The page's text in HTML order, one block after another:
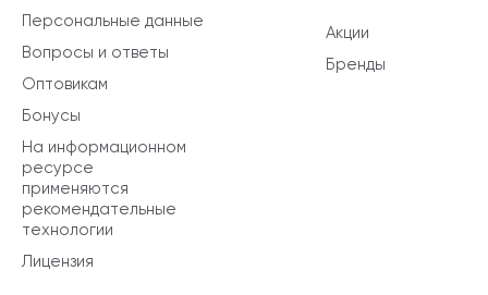
Акции
Бренды
Персональные данные
Вопросы и ответы
Оптовикам
Бонусы
На информационном
ресурсе
применяются
рекомендательные
технологии
Лицензия